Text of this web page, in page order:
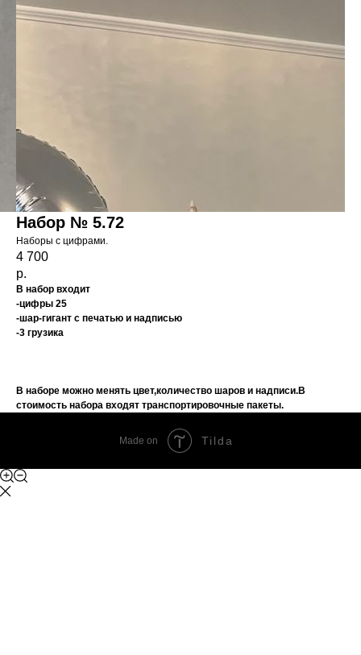
Набор № 5.72
Наборы с цифрами.
4 700
р.
В набор входит
-цифры 25
-шар-гигант с печатью и надписью
-3 грузика
В наборе можно менять цвет,количество шаров и надписи.В
стоимость набора входят транспортировочные пакеты.
Made on Tilda